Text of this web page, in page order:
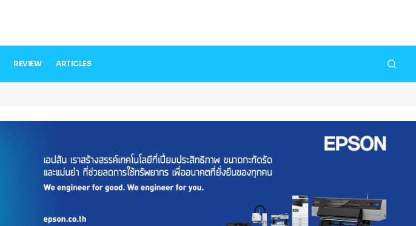
REVIEW ARTICLES